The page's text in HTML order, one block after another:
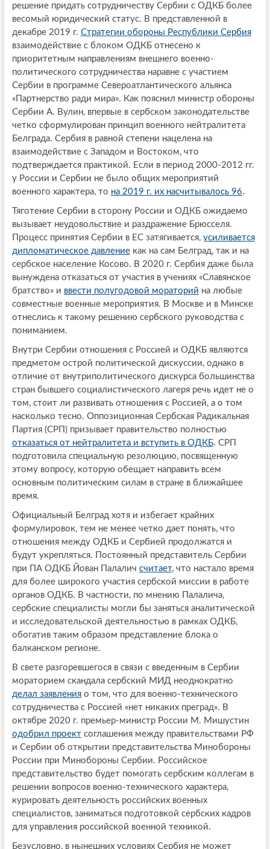
решение придать сотрудничеству Сербии с ОДКБ более
весомый юридический статус. В представленной в
декабре 2019 г. Стратегии обороны Республики Сербия
взаимодействие с блоком ОДКБ отнесено к
приоритетным направлениям внешнего военно-
политического сотрудничества наравне с участием
Сербии в программе Североатлантического альянса
«Партнерство ради мира». Как пояснил министр обороны
Сербии А. Вулин, впервые в сербском законодательстве
четко сформулирован принцип военного нейтралитета
Белграда. Сербия в равной степени нацелена на
взаимодействие с Западом и Востоком, что
подтверждается практикой. Если в период 2000-2012 гг.
у России и Сербии не было общих мероприятий
военного характера, то на 2019 г. их насчитывалось 96.
Тяготение Сербии в сторону России и ОДКБ ожидаемо
вызывает неудовольствие и раздражение Брюсселя.
Процесс принятия Сербии в ЕС затягивается, усиливается
дипломатическое давлениекак на сам Белград, так и на
сербское население Косово. В 2020 г. Сербия даже была
вынуждена отказаться от участия в учениях «Славянское
братство» и ввести полугодовой мораторий на любые
совместные военные мероприятия. В Москве и в Минске
отнеслись к такому решению сербского руководства с
пониманием.
Внутри Сербии отношения с Россией и ОДКБ являются
предметом острой политической дискуссии, однако в
отличие от внутриполитического дискурса большинства
стран бывшего социалистического лагеря речь идет не о
том, стоит ли развивать отношения с Россией, а о том
насколько тесно. Оппозиционная Сербская Радикальная
Партия (СРП) призывает правительство полностью
отказаться от нейтралитета и вступить в ОДКБ. СРП
подготовила специальную резолюцию, посвященную
этому вопросу, которую обещает направить всем
основным политическим силам в стране в ближайшее
время.
Официальный Белград хотя и избегает крайних
формулировок, тем не менее четко дает понять, что
отношения между ОДКБ и Сербией продолжатся и
будут укрепляться. Постоянный представитель Сербии
при ПА ОДКБ Йован Палалич считает, что настало время
для более широкого участия сербской миссии в работе
органов ОДКБ. В частности, по мнению Палалича,
сербские специалисты могли бы заняться аналитической
и исследовательской деятельностью в рамках ОДКБ,
обогатив таким образом представление блока о
балканском регионе.
В свете разгоревшегося в связи с введенным в Сербии
мораторием скандала сербский МИД неоднократно
делал заявленияо том, что для военно-технического
сотрудничества с Россией «нет никаких преград». В
октябре 2020 г. премьер-министр России М. Мишустин
одобрил проектсоглашения между правительствами РФ
и Сербии об открытии представительства Минобороны
России при Минобороны Сербии. Российское
представительство будет помогать сербским коллегам в
решении вопросов военно-технического характера,
курировать деятельность российских военных
специалистов, заниматься подготовкой сербских кадров
для управления российской военной техникой.
Безусловно, в нынешних условиях Сербия не может